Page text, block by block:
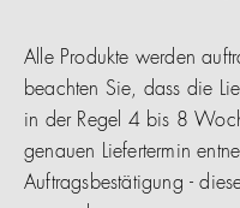
Alle Produkte werden
beachten Sie, dass die
in der Regel 4 bis 8
genauen Liefertermin
Auftragsbestätigung -